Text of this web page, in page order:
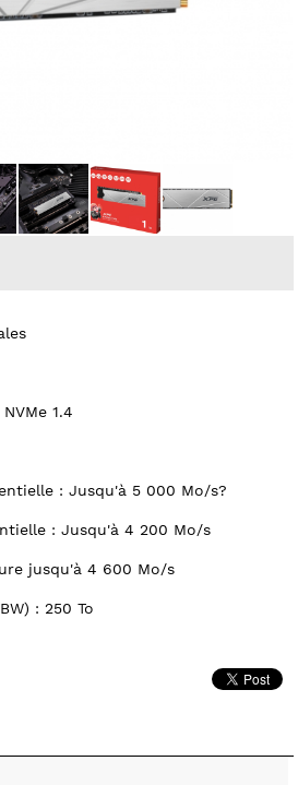
1.4
: Jusqu'à 5 000 Mo/s?
: Jusqu'à 4 200 Mo/s
jusqu'à 4 600 Mo/s
: 250 To